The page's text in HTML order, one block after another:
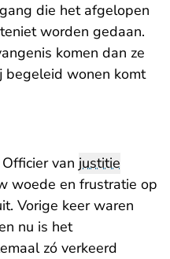
die het afgelopen
worden gedaan.
komen dan ze
begeleid wonen komt
van justitie
woede en frustratie op
Vorige keer waren
nu is het
zó verkeerd